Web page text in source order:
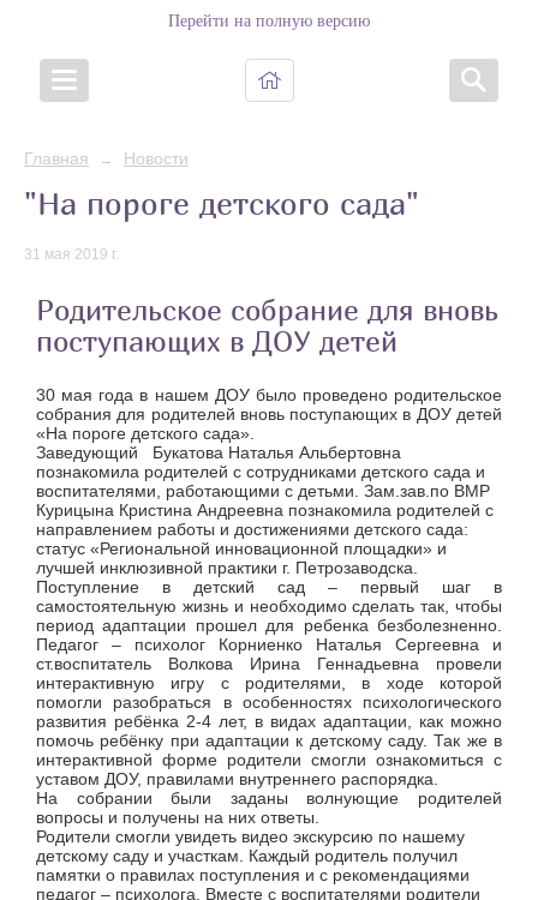
Перейти на полную версию
Главная → Новости
"На пороге детского сада"
31 мая 2019 г.
Родительское собрание для вновь
поступающих в ДОУ детей
30 мая года в нашем ДОУ было проведено родительское
собрания для родителей вновь поступающих в ДОУ детей
«На пороге детского сада».
Заведующий Букатова Наталья Альбертовна
познакомила родителей с сотрудниками детского сада и
воспитателями, работающими с детьми. Зам.зав.по ВМР
Курицына Кристина Андреевна познакомила родителей с
направлением работы и достижениями детского сада:
статус «Региональной инновационной площадки» и
лучшей инклюзивной практики г. Петрозаводска.
Поступление в детский сад – первый шаг в
самостоятельную жизнь и необходимо сделать так, чтобы
период адаптации прошел для ребенка безболезненно.
Педагог – психолог Корниенко Наталья Сергеевна и
ст.воспитатель Волкова Ирина Геннадьевна провели
интерактивную игру с родителями, в ходе которой
помогли разобраться в особенностях психологического
развития ребёнка 2-4 лет, в видах адаптации, как можно
помочь ребёнку при адаптации к детскому саду. Так же в
интерактивной форме родители смогли ознакомиться с
уставом ДОУ, правилами внутреннего распорядка.
На собрании были заданы волнующие родителей
вопросы и получены на них ответы.
Родители смогли увидеть видео экскурсию по нашему
детскому саду и участкам. Каждый родитель получил
памятки о правилах поступления и с рекомендациями
педагог – психолога. Вместе с воспитателями родители